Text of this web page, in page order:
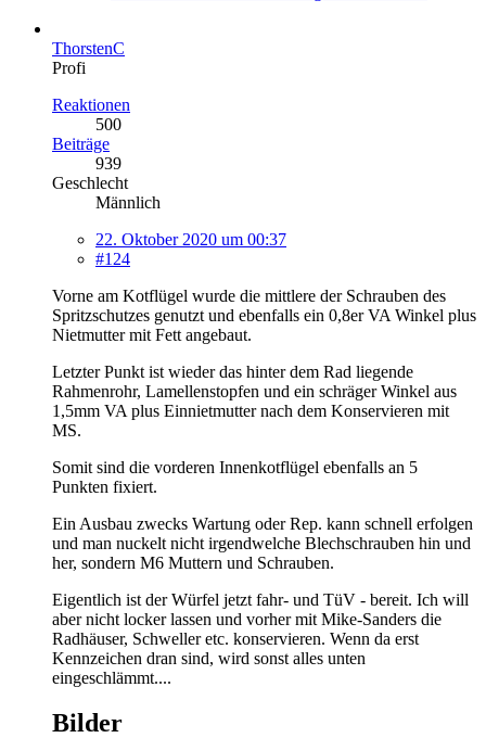
ThorstenC
Profi
Reaktionen
500
Beiträge
939
Geschlecht
Männlich
22. Oktober 2020 um 00:37
#124
Vorne am Kotflügel wurde die mittlere der Schrauben des
Spritzschutzes genutzt und ebenfalls ein 0,8er VA Winkel plus
Nietmutter mit Fett angebaut.
Letzter Punkt ist wieder das hinter dem Rad liegende
Rahmenrohr, Lamellenstopfen und ein schräger Winkel aus
1,5mm VA plus Einnietmutter nach dem Konservieren mit
MS.
Somit sind die vorderen Innenkotflügel ebenfalls an 5
Punkten fixiert.
Ein Ausbau zwecks Wartung oder Rep. kann schnell erfolgen
und man nuckelt nicht irgendwelche Blechschrauben hin und
her, sondern M6 Muttern und Schrauben.
Eigentlich ist der Würfel jetzt fahr- und TüV - bereit. Ich will
aber nicht locker lassen und vorher mit Mike-Sanders die
Radhäuser, Schweller etc. konservieren. Wenn da erst
Kennzeichen dran sind, wird sonst alles unten
eingeschlämmt....
Bilder